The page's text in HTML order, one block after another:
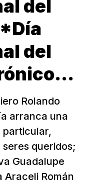
del
del
Rolando
arranca una
particular,
queridos;
Guadalupe
Araceli Román